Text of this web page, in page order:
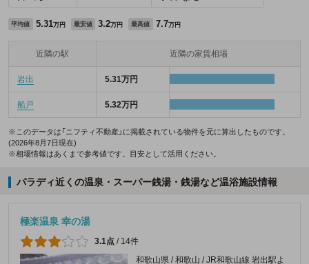
平均値 5.31万円 最安値 3.2万円 最高値 7.7万円
近隣の駅 近隣の家賃相場
岩出 5.31万円
船戸 5.32万円
※このデータは「ニフティ不動産」に掲載されている物件を元に算出したものです。
(2026年8月7日現在)
※相場情報はあくまで参考値です。目安として活用ください。
パラディ近くの温泉・スーパー銭湯・銭湯など温浴施設情報
極楽温泉 幸の湯
3.1点 / 14件
和歌山県 / 和歌山 / JR和歌山線 岩出駅よ